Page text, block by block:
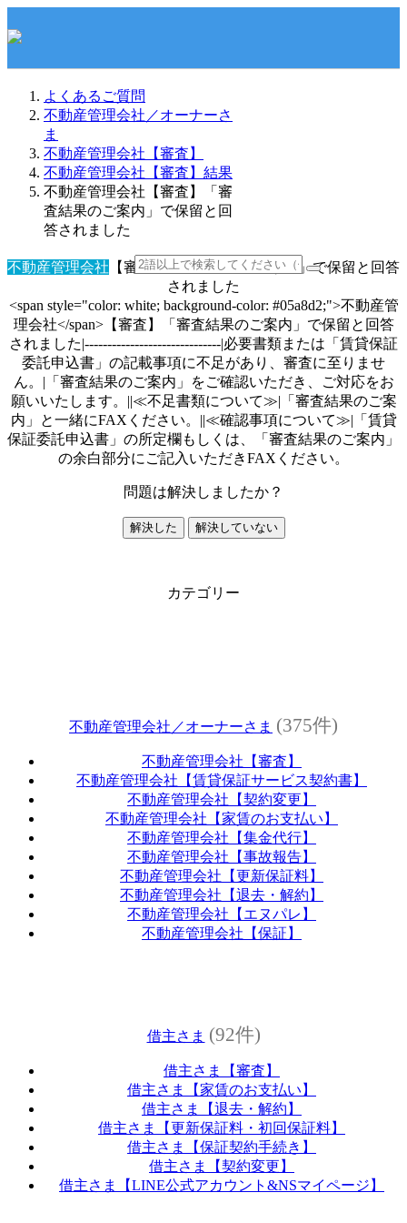
よくあるご質問
不動産管理会社／オーナーさ
ま
不動産管理会社【審査】
不動産管理会社【審査】結果
不動産管理会社【審査】「審
査結果のご案内」で保留と回
答されました
不動産管理会社 【審査】「審査結果のご案内」で保留と回答
されました
<span style="color: white; background-color: #05a8d2;">不動産管
理会社</span>【審査】「審査結果のご案内」で保留と回答
されました|------------------------------|必要書類または「賃貸保証
委託申込書」の記載事項に不足があり、審査に至りませ
ん。|「審査結果のご案内」をご確認いただき、ご対応をお
願いいたします。||≪不足書類について≫|「審査結果のご案
内」と一緒にFAXください。||≪確認事項について≫|「賃貸
保証委託申込書」の所定欄もしくは、「審査結果のご案内」
の余白部分にご記入いただきFAXください。
問題は解決しましたか？
解決した 解決していない
カテゴリー
不動産管理会社／オーナーさま (375件)
不動産管理会社【審査】
不動産管理会社【賃貸保証サービス契約書】
不動産管理会社【契約変更】
不動産管理会社【家賃のお支払い】
不動産管理会社【集金代行】
不動産管理会社【事故報告】
不動産管理会社【更新保証料】
不動産管理会社【退去・解約】
不動産管理会社【エヌパレ】
不動産管理会社【保証】
借主さま (92件)
借主さま【審査】
借主さま【家賃のお支払い】
借主さま【退去・解約】
借主さま【更新保証料・初回保証料】
借主さま【保証契約手続き】
借主さま【契約変更】
借主さま【LINE公式アカウント&NSマイページ】